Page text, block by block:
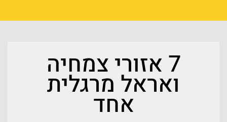
7 אזורי צמחיה
ואראל מרגלית
אחד